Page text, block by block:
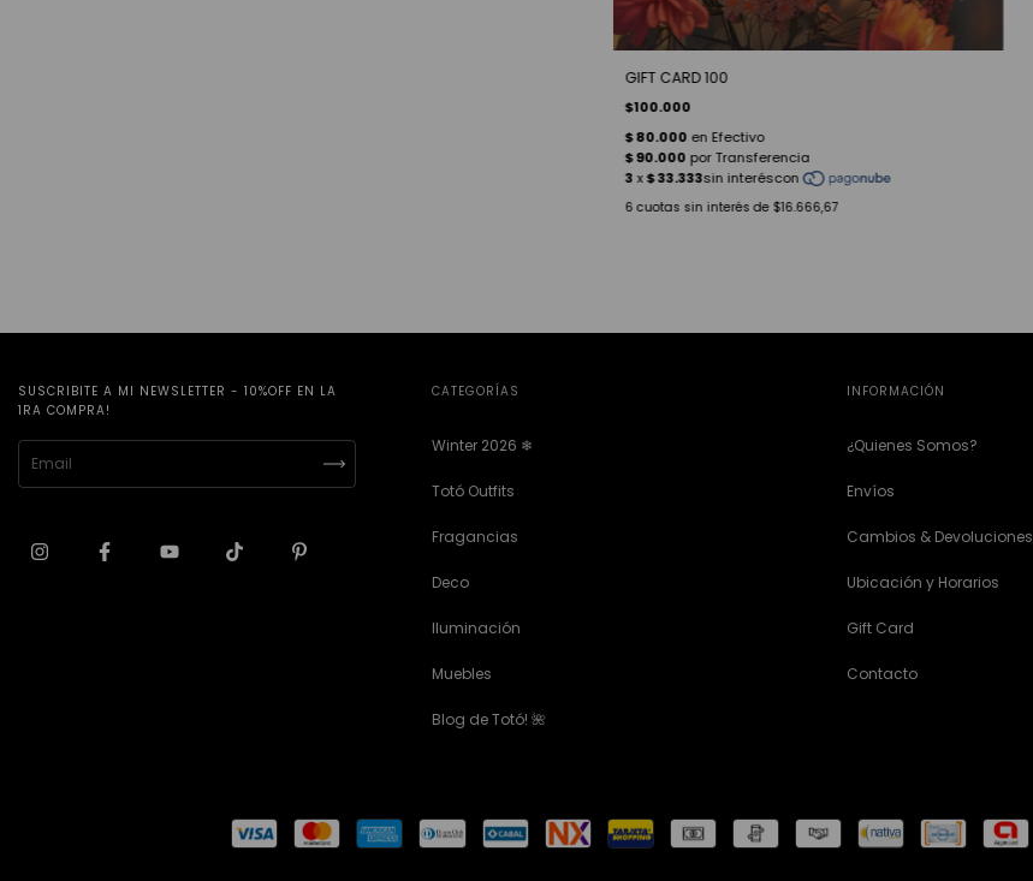
GIFT CARD 100
$100.000
6 cuotas sin interés de $16.666,67
SUSCRIBITE A MI NEWSLETTER - 10%OFF EN LA
1RA COMPRA!
CATEGORÍAS
Winter 2026 ❄︎
Totó Outfits
Fragancias
Deco
Iluminación
Muebles
Blog de Totó! 🌺
INFORMACIÓN
¿Quienes Somos?
Envíos
Cambios & Devoluciones
Ubicación y Horarios
Gift Card
Contacto